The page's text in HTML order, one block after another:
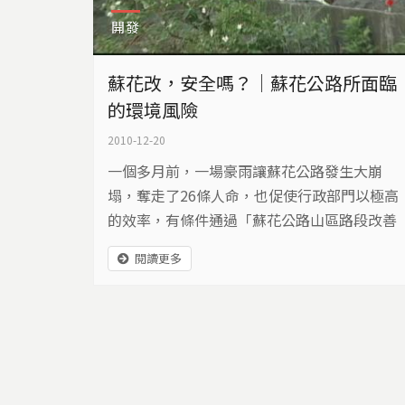
開發
蘇花改，安全嗎？｜蘇花公路所面臨
的環境風險
2010-12-20
一個多月前，一場豪雨讓蘇花公路發生大崩
塌，奪走了26條人命，也促使行政部門以極高
的效率，有條件通過「蘇花公路山區路段改善
計畫」的環境影響評估。長久以來花蓮人期盼
一條安全回家的路，似乎終於實現了，但是這
閱讀更多